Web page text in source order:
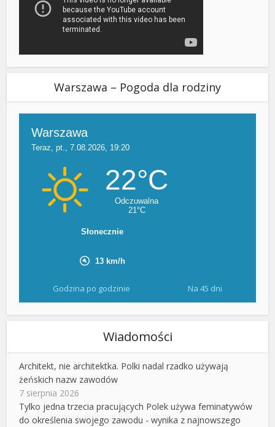
Warszawa – Pogoda dla rodziny
Godzina po godzinie Na 45 dni
Wiadomości
Architekt, nie architektka. Polki nadal rzadko używają
żeńskich nazw zawodów
7 sierpnia 2026
Tylko jedna trzecia pracujących Polek używa feminatywów
do określenia swojego zawodu - wynika z najnowszego